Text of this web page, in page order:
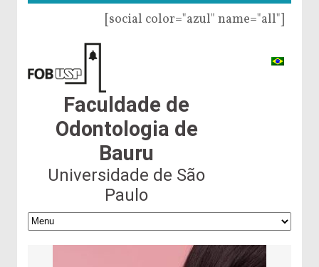
[social color="azul" name="all"]
Faculdade de
Odontologia de
Bauru
Universidade de São
Paulo